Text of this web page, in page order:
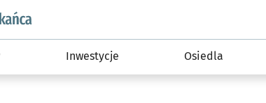
podserwis: Dla mieszkańca
Inwestycje Osiedla